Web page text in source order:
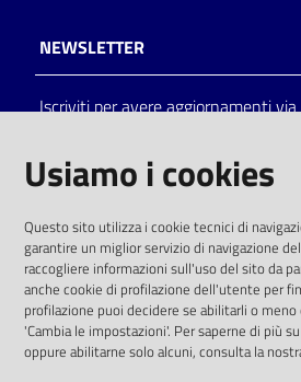
on line
Eventi
Chiedi al
bibliotecario
Avvisi
NEWSLETTER
Iscriviti per avere aggiornamenti
solo alle condizioni previste dalla
comunitaria 2003/98/CE e dal
SOCIAL
Instagram
Usiamo i cookies
Questo sito utilizza i cookie tecnici di
garantire un miglior servizio di navigazione
raccogliere informazioni sull'uso del sito da
anche cookie di profilazione dell'utente per
profilazione puoi decidere se abilitarli o
'Cambia le impostazioni'. Per saperne di più
oppure abilitarne solo alcuni, consulta la